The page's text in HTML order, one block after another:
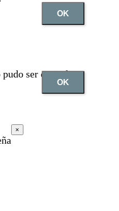
OK
pudo ser enviado
OK
×